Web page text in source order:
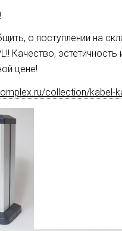
о поступлении на
Качество, эстетичность
цене!
collection/kabel-